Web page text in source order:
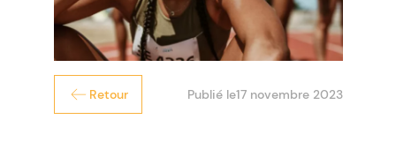
Retour Publié le17 novembre 2023